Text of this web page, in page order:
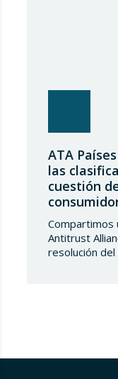
ATA
las
cuestión
Compartimos
Antitrust
resolución